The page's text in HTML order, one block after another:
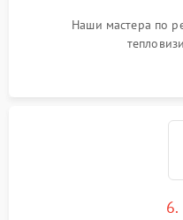
Наши мастера по
6.